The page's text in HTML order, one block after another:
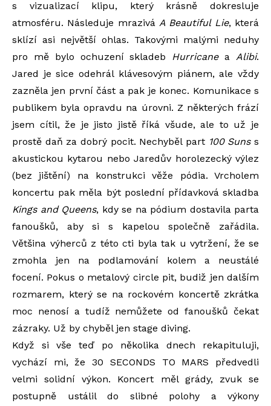
s vizualizací klipu, který krásně dokresluje
atmosféru. Následuje mrazivá A Beautiful Lie, která
sklízí asi největší ohlas. Takovými malými neduhy
pro mě bylo ochuzení skladeb HurricaneaAlibi.
Jared je sice odehrál klávesovým piánem, ale vždy
zazněla jen první část a pak je konec. Komunikace s
publikem byla opravdu na úrovni. Z některých frází
jsem cítil, že je jisto jistě říká všude, ale to už je
prostě daň za dobrý pocit. Nechyběl part 100 Sunss
akustickou kytarou nebo Jaredův horolezecký výlez
(bez jištění) na konstrukci věže pódia. Vrcholem
koncertu pak měla být poslední přídavková skladba
Kings and Queens, kdy se na pódium dostavila parta
fanoušků, aby si s kapelou společně zařádila.
Většina výherců z této cti byla tak u vytržení, že se
zmohla jen na podlamování kolem a neustálé
focení. Pokus o metalový circle pit, budiž jen dalším
rozmarem, který se na rockovém koncertě zkrátka
moc nenosí a tudíž nemůžete od fanoušků čekat
zázraky. Už by chyběl jen stage diving.
Když si vše teď po několika dnech rekapituluji,
vychází mi, že 30 SECONDS TO MARS předvedli
velmi solidní výkon. Koncert měl grády, zvuk se
postupně ustálil do slibné polohy a výkony